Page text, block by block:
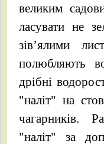
великим
ласувати не
зів’ялими
полюбляють
дрібні
"наліт" на
чагарників.
"наліт" за